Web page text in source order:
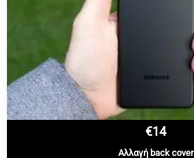
€14
Αλλαγή back cover